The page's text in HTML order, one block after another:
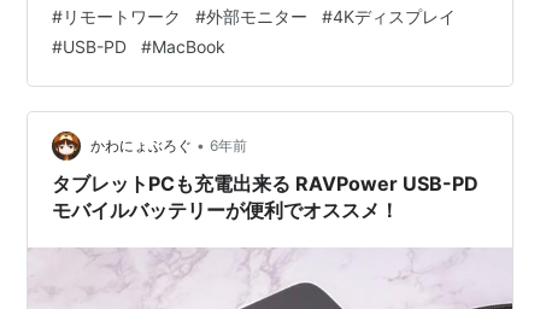
響を与えるので、家用に購入を検討している方も多いハ
ズ 👀 よく選び方の相談を受けるので、2021年4月現在、
バランスのいいおすすめの外部モニタを「🌲松・🎍竹・
🌸梅」の3プランでご紹介したいと思います。 どれを選
んだらいいのか 🤔 世の中にはモニタの候補がたくさんあ
って、比べるだけでも大変です…
#リモートワーク #外部モニター #4Kディスプレイ
#USB-PD #MacBook
かわにょぶろぐ • 6年前
タブレットPCも充電出来る RAVPower USB-PD
モバイルバッテリーが便利でオススメ！